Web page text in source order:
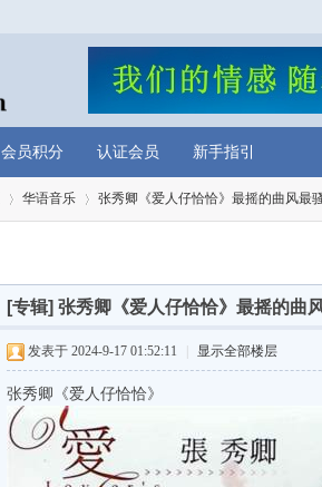
会员积分 认证会员 新手指引
华语音乐
›
张秀卿《爱人仔恰恰》最摇的曲风最
[专辑] 张秀卿《爱人仔恰恰》最摇的曲
发表于 2024-9-17 01:52:11 显示全部楼层
张秀卿《爱人仔恰恰》